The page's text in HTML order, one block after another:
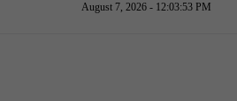
August 7, 2026 - 12:03:54 PM